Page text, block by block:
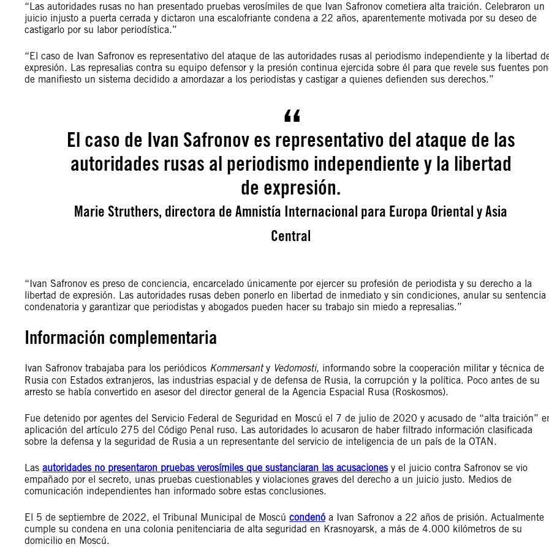
“Las autoridades rusas no han presentado pruebas verosímiles de que Ivan Safronov cometiera alta traición. Celebraron un
juicio injusto a puerta cerrada y dictaron una escalofriante condena a 22 años, aparentemente motivada por su deseo de
castigarlo por su labor periodística.”
“El caso de Ivan Safronov es representativo del ataque de las autoridades rusas al periodismo independiente y la libertad
expresión. Las represalias contra su equipo defensor y la presión continua ejercida sobre él para que revele sus fuentes
de manifiesto un sistema decidido a amordazar a los periodistas y castigar a quienes defienden sus derechos.”
El caso de Ivan Safronov es representativo del ataque de las
autoridades rusas al periodismo independiente y la libertad
de expresión.
Marie Struthers, directora de Amnistía Internacional para Europa Oriental y Asia
Central
“Ivan Safronov es preso de conciencia, encarcelado únicamente por ejercer su profesión de periodista y su derecho a la
libertad de expresión. Las autoridades rusas deben ponerlo en libertad de inmediato y sin condiciones, anular su sentencia
condenatoria y garantizar que periodistas y abogados pueden hacer su trabajo sin miedo a represalias.”
Información complementaria
Ivan Safronov trabajaba para los periódicos Kommersanty Vedomosti, informando sobre la cooperación militar y técnica de
Rusia con Estados extranjeros, las industrias espacial y de defensa de Rusia, la corrupción y la política. Poco antes de su
arresto se había convertido en asesor del director general de la Agencia Espacial Rusa (Roskosmos).
Fue detenido por agentes del Servicio Federal de Seguridad en Moscú el 7 de julio de 2020 y acusado de “alta traición”
aplicación del artículo 275 del Código Penal ruso. Las autoridades lo acusaron de haber filtrado información clasificada
sobre la defensa y la seguridad de Rusia a un representante del servicio de inteligencia de un país de la OTAN.
Las autoridades no presentaron pruebas verosímiles que sustanciaran las acusacionesy el juicio contra Safronov se vio
empañado por el secreto, unas pruebas cuestionables y violaciones graves del derecho a un juicio justo. Medios de
comunicación independientes han informado sobre estas conclusiones.
El 5 de septiembre de 2022, el Tribunal Municipal de Moscú condenó a Ivan Safronov a 22 años de prisión. Actualmente
cumple su condena en una colonia penitenciaria de alta seguridad en Krasnoyarsk, a más de 4.000 kilómetros de su
domicilio en Moscú.